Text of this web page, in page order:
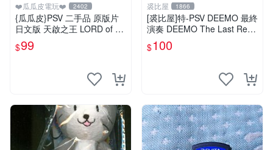
❤️瓜瓜皮電玩❤️ 2402
{瓜瓜皮}PSV 二手品 原版片
日文版 天啟之王 LORD of AP
OCALYPSE(遊戲都有回收)
$99
裘比屋 1866
[裘比屋]特-PSV DEEMO 最終
演奏 DEEMO The Last Recit
al 特典~吊飾(2入)
$100